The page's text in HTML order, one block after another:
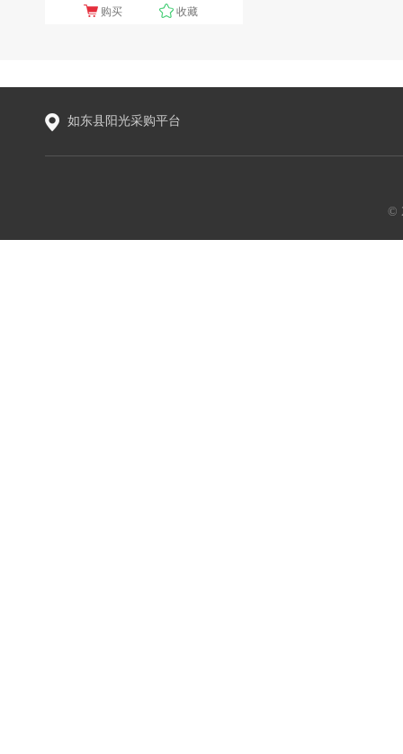
购买 收藏
如东县阳光采购平台
©